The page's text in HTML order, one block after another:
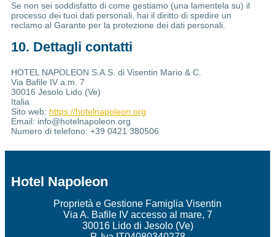
Se non sei soddisfatto di come gestiamo (una lamentela su) il
processo dei tuoi dati personali, hai il diritto di spedire un
reclamo al Garante per la protezione dei dati personali.
10. Dettagli contatti
HOTEL NAPOLEON S.A.S. di Visentin Mario & C.
Via Bafile IV a.m. 7
30016 Jesolo Lido (Ve)
Italia
Sito web: https://hotelnapoleon.org
Email: info@hotelnapoleon.org
Numero di telefono: +39 0421 380506
Hotel Napoleon
Proprietà e Gestione Famiglia Visentin
Via A. Bafile IV accesso al mare, 7
30016 Lido di Jesolo (Ve)